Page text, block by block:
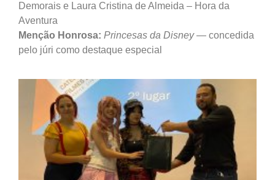
Demorais e Laura Cristina de Almeida – Hora da
Aventura
Menção Honrosa: Princesas da Disney— concedida
pelo júri como destaque especial